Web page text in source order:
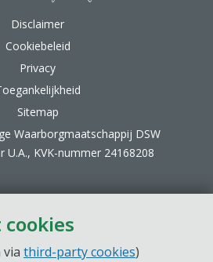
third-party cookies)
Disclaimer
Cookiebeleid
Privacy
Sitemap
Waarborgmaatschappij DSW
U.A., KVK-nummer 24168208